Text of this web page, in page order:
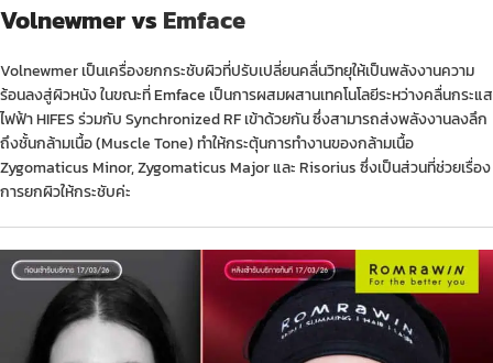
Volnewmer vsEmface
Volnewmer เป็นเครื่องยกกระชับผิวที่ปรับเปลี่ยนคลื่นวิทยุให้เป็นพลังงานความ
ร้อนลงสู่ผิวหนัง ในขณะที่Emface เป็นการผสมผสานเทคโนโลยีระหว่างคลื่นกระแส
ไฟฟ้า HIFES ร่วมกับ Synchronized RF เข้าด้วยกัน ซึ่งสามารถส่งพลังงานลงลึก
ถึงชั้นกล้ามเนื้อ (Muscle Tone) ทำให้กระตุ้นการทำงานของกล้ามเนื้อ
Zygomaticus Minor, Zygomaticus Major และ Risorius ซึ่งเป็นส่วนที่ช่วยเรื่อง
การยกผิวให้กระชับค่ะ